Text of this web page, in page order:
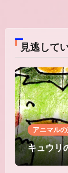
見逃して
アニマル
キュウリ